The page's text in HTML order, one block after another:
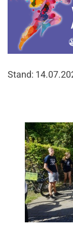
Stand: